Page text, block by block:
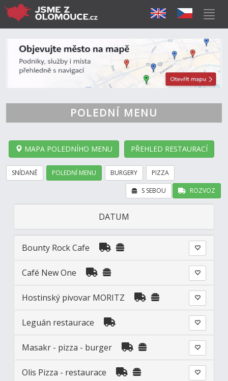
POLEDNÍ MENU
MAPA POLEDNÍHO MENU PŘEHLED RESTAURACÍ
SNÍDANĚ POLEDNÍ MENU BURGERY PIZZA
ROZVOZ
S SEBOU
DATUM
Bounty Rock Cafe
Café New One
Hostinský pivovar MORITZ
Leguán restaurace
Masakr - pizza - burger
Olis Pizza - restaurace